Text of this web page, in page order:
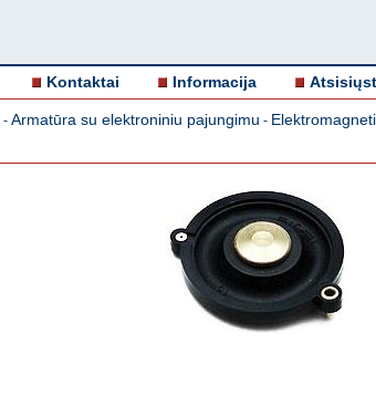
Kontaktai Informacija
- Armatūra su elektroniniu pajungimu -